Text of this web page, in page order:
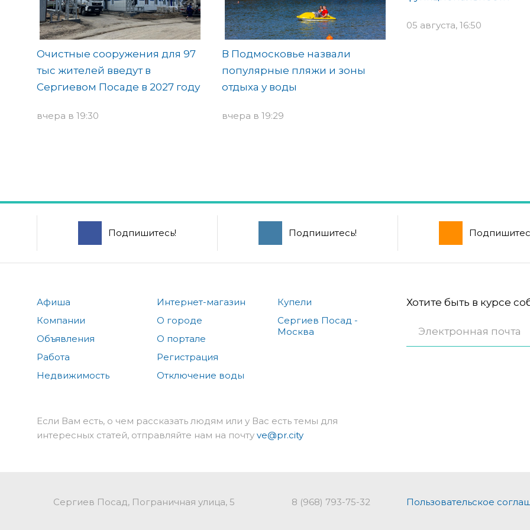
Очистные сооружения для 97
тыс жителей введут в
Сергиевом Посаде в 2027 году
вчера в 19:30
В Подмосковье назвали
популярные пляжи и зоны
отдыха у воды
вчера в 19:29
05 августа, 16:50
Подпишитесь! Подпишитесь!
Афиша
Компании
Объявления
Работа
Недвижимость
Интернет-магазин
О городе
О портале
Регистрация
Отключение воды
Купели
Сергиев Посад -
Москва
Хотите быть в курсе
Если Вам есть, о чем рассказать людям или у Вас есть темы для
интересных статей, отправляйте нам на почту ve@pr.city
Сергиев Посад, Пограничная улица, 5 8 (968) 793-75-32 Пользовательское